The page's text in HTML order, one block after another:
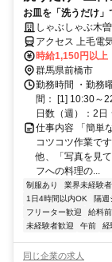
お皿を「洗うだけ
～/週2日～＞
しゃぶしゃぶ木
アクセス 上毛電
徒歩約20分、Ｊ
ス5分
時給1,150円以上
群馬県前橋市
勤務時間 ・勤務
間： [1] 10:30～
日数（週）：2日
仕事内容 「簡単
コツコツ作業で
他、「写真を見
フへの料理の...
制服あり 業界未経験
1日4時間以内OK
隔週
フリーター歓迎
給料
未経験者歓迎
午前 経
同じ企業の求人